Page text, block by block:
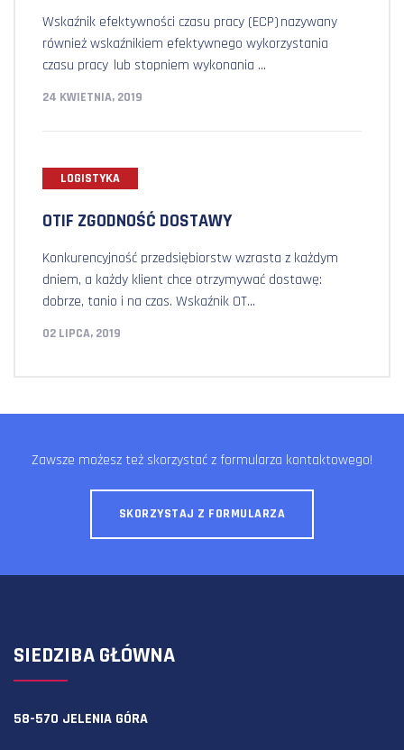
Wskaźnik efektywności czasu pracy (ECP) nazywany
również wskaźnikiem efektywnego wykorzystania
czasu pracy lub stopniem wykonania ...
24 KWIETNIA, 2019
LOGISTYKA
OTIF ZGODNOŚĆ DOSTAWY
Konkurencyjność przedsiębiorstw wzrasta z każdym
dniem, a każdy klient chce otrzymywać dostawę:
dobrze, tanio i na czas. Wskaźnik OT...
02 LIPCA, 2019
Zawsze możesz też skorzystać z formularza kontaktowego!
SKORZYSTAJ Z FORMULARZA
SIEDZIBA GŁÓWNA
58-570 JELENIA GÓRA